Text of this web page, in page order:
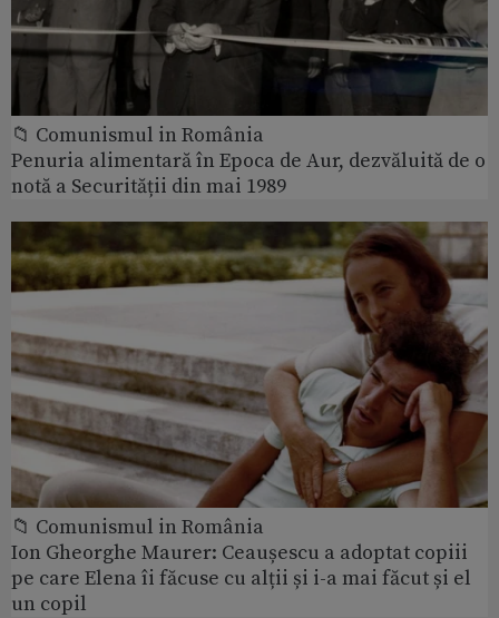
📁 Comunismul in România
Penuria alimentară în Epoca de Aur, dezvăluită de o
notă a Securității din mai 1989
📁 Comunismul in România
Ion Gheorghe Maurer: Ceaușescu a adoptat copiii
pe care Elena îi făcuse cu alții și i-a mai făcut și el
un copil